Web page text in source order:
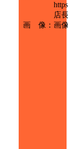
店
画 像 ： 画